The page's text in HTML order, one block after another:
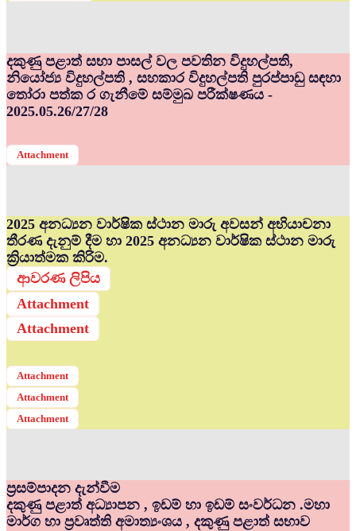
දකුණු පළාත් සභා පාසල් වල පවතින විදුහල්පති,
නියෝජ්‍ය විදුහල්පති , සහකාර විදුහල්පති පුරප්පාඩු සඳහා
තෝරා පත්ක ර ගැනීමේ සම්මුඛ පරීක්ෂණය -
2025.05.26/27/28
Attachment
2025 අනධ්‍යන වාර්ෂික ස්ථාන මාරු අවසන් අභියාචනා
තීරණ දැනුම් දීම හා 2025 අනධ්‍යන වාර්ෂික ස්ථාන මාරු
ක්‍රියාත්මක කිරිම.
ආවරණ ලිපිය
Attachment
Attachment
Attachment
Attachment
Attachment
ප්‍රසම්පාදන දැන්වීම
දකුණු පළාත් අධ්‍යාපන , ඉඩම් හා ඉඩම් සංවර්ධන .මහා
මාර්ග හා ප්‍රවෘත්ති අමාත්‍යංශය , දකුණු පළාත් සභාව